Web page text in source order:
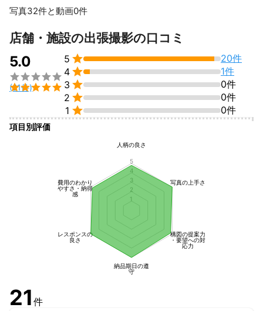
写真32件と動画0件
すべて見る
店舗・施設の出張撮影の口コミ
5.0


(21件)
5 
20件
4 
1件
3 
0件
2 
0件
1  0件
項目別評価
人柄の良さ
写真の上手さ
構図の提案力
・要望への対
応力
納品期日の遵
守
レスポンスの
良さ
費用のわかり
やすさ・納得
感
1
2
3
4
5
21 件